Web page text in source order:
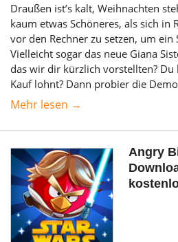
Draußen ist’s kalt, Weihnachten
kaum etwas Schöneres, als sich in
vor den Rechner zu setzen, um ein
Vielleicht sogar das neue Giana
das wir dir kürzlich vorstellten?
Kauf lohnt? Dann probier die
Mehr lesen →
Angry